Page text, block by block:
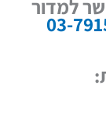
למדור
03-